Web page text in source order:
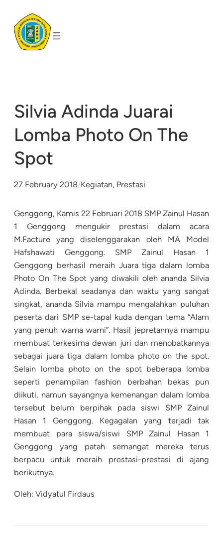
content
Silvia Adinda Juarai
Lomba Photo On The
Spot
27 February 2018/Kegiatan, Prestasi
Genggong, Kamis 22 Februari 2018 SMP Zainul Hasan
1 Genggong mengukir prestasi dalam acara
M.Facture yang diselenggarakan oleh MA Model
Hafshawati Genggong. SMP Zainul Hasan 1
Genggong berhasil meraih Juara tiga dalam lomba
Photo On The Spot yang diwakili oleh ananda Silvia
Adinda. Berbekal seadanya dan waktu yang sangat
singkat, ananda Silvia mampu mengalahkan puluhan
peserta dari SMP se-tapal kuda dengan tema “Alam
yang penuh warna warni”. Hasil jepretannya mampu
membuat terkesima dewan juri dan menobatkannya
sebagai juara tiga dalam lomba photo on the spot.
Selain lomba photo on the spot beberapa lomba
seperti penampilan fashion berbahan bekas pun
diikuti, namun sayangnya kemenangan dalam lomba
tersebut belum berpihak pada siswi SMP Zainul
Hasan 1 Genggong. Kegagalan yang terjadi tak
membuat para siswa/siswi SMP Zainul Hasan 1
Genggong yang patah semangat mereka terus
berpacu untuk meraih prestasi-prestasi di ajang
berikutnya.
Oleh: Vidyatul Firdaus